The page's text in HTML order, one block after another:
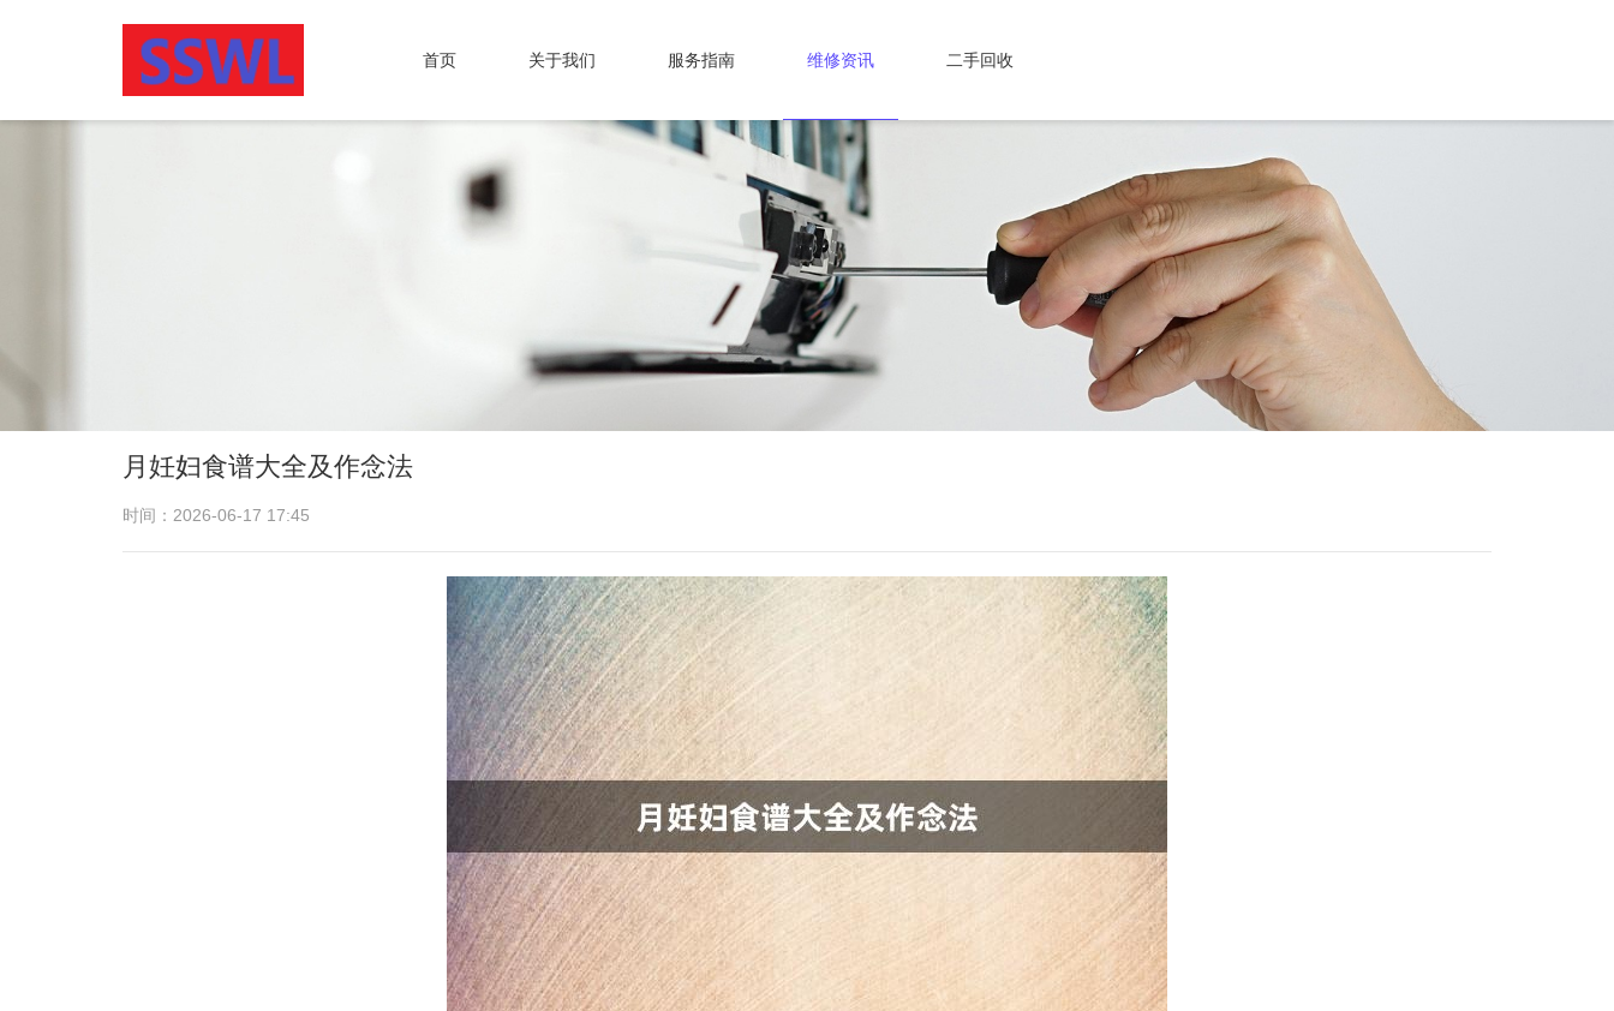
首页 关于我们 服务指南 维修资讯 二手回收
月妊妇食谱大全及作念法
时间：2026-06-17 17:45